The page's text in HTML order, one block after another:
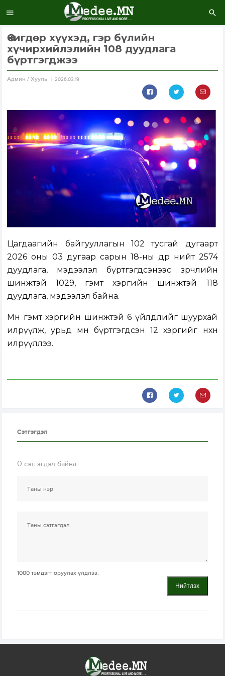
Өчигдөр хүүхэд, гэр бүлийн
хүчирхийлэлийн 108 дуудлага
бүртгэгджээ
Aдмин / Хууль 2026.03.19
Цагдаагийн байгууллагын 102 тусгай дугаарт
2026 оны 03 дугаар сарын 18-ны өдөр нийт 2574
дуудлага, мэдээлэл бүртгэгдсэнээс зөрчлийн
шинжтэй 1029, гэмт хэргийн шинжтэй 118
дуудлага, мэдээлэл байна.
Мөн гэмт хэргийн шинжтэй 6 үйлдлийг шуурхай
илрүүлж, урьд өмнө бүртгэгдсэн 12 хэргийг нөхөн
илрүүллээ.
Сэтгэгдэл
0 сэтгэгдэл байна
1000 тэмдэгт оруулах үлдлээ.
Нийтлэх